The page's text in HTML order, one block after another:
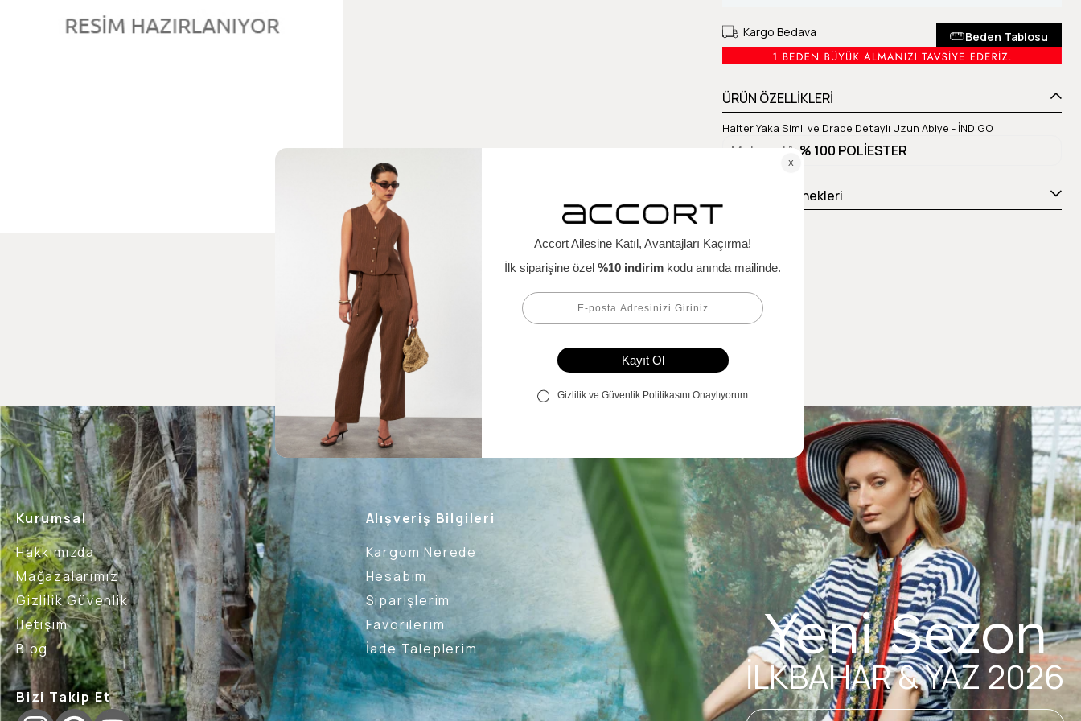
Beden Tablosu
Kargo Bedava
ÜRÜN ÖZELLİKLERİ
Halter Yaka Simli ve Drape Detaylı Uzun Abiye - İNDİGO
Materyal 1 % 100 POLİESTER
Ödeme Seçenekleri
Kurumsal
Hakkımızda
Mağazalarımız
Gizlilik Güvenlik
İletişim
Blog
Alışveriş Bilgileri
Kargom Nerede
Hesabım
Siparişlerim
Favorilerim
İade Taleplerim
Bizi Takip Et
Yeni Sezon
İLKBAHAR & YAZ 2026